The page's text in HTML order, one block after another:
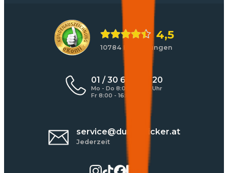
4,5
10784 Bewertungen
01 / 30 60 900 20
Mo - Do 8:00 - 17:00 Uhr
Fr 8:00 - 16:00 Uhr
service@durchblicker.at
Jederzeit